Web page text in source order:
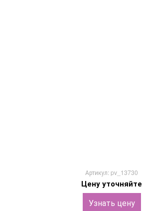
Артикул: pv_13730
Цену уточняйте
Узнать цену